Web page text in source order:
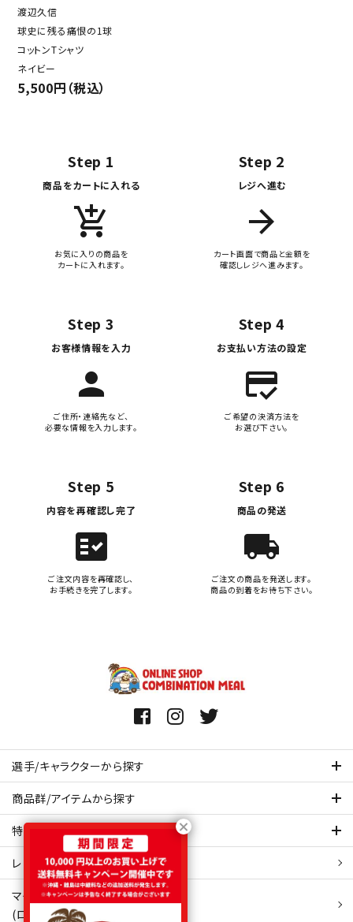
渡辺久信
球史に残る痛恨の1球
コットンTシャツ
ネイビー
5,500円（税込）
Step 1
商品をカートに入れる
add_shopping_cart
お気に入りの商品を
カートに入れます。
Step 2
レジへ進む
arrow_forward
カート画面で商品と金額を
確認しレジへ進みます。
Step 3
お客様情報を入力
person
ご住所・連絡先など、
必要な情報を入力します。
Step 4
お支払い方法の設定
credit_score
ご希望の決済方法を
お選び下さい。
Step 5
内容を再確認し完了
fact_check
ご注文内容を再確認し、
お手続きを完了します。
Step 6
商品の発送
local_shipping
ご注文の商品を発送します。
商品の到着をお待ち下さい。
選手/キャラクターから探す
商品群/アイテムから探す
特集ページを見てみる
レビュー・口コミ 一覧ページ
マイアカウント
(ログイン/新規会員登録)